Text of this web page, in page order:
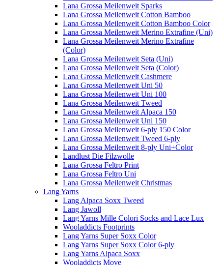
Lana Grossa Meilenweit Sparks
Lana Grossa Meilenweit Cotton Bamboo
Lana Grossa Meilenweit Cotton Bamboo Color
Lana Grossa Meilenweit Merino Extrafine (Uni)
Lana Grossa Meilenweit Merino Extrafine
(Color)
Lana Grossa Meilenweit Seta (Uni)
Lana Grossa Meilenweit Seta (Color)
Lana Grossa Meilenweit Cashmere
Lana Grossa Meilenweit Uni 50
Lana Grossa Meilenweit Uni 100
Lana Grossa Meilenweit Tweed
Lana Grossa Meilenweit Alpaca 150
Lana Grossa Meilenweit Uni 150
Lana Grossa Meilenweit 6-ply 150 Color
Lana Grossa Meilenweit Tweed 6-ply
Lana Grossa Meilenweit 8-ply Uni+Color
Landlust Die Filzwolle
Lana Grossa Feltro Print
Lana Grossa Feltro Uni
Lana Grossa Meilenweit Christmas
Lang Yarns
Lang Alpaca Soxx Tweed
Lang Jawoll
Lang Yarns Mille Colori Socks and Lace Lux
Wooladdicts Footprints
Lang Yarns Super Soxx Color
Lang Yarns Super Soxx Color 6-ply
Lang Yarns Alpaca Soxx
Wooladdicts Move